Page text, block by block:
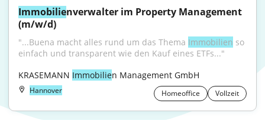
Immobilienverwalter im Property Management
(m/w/d)
"...Buena macht alles rund um das Thema Immobilien so
einfach und transparent wie den Kauf eines ETFs..."
KRASEMANN Immobilien Management GmbH
Hannover Homeoffice Vollzeit